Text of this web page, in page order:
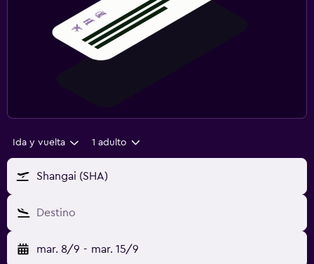
Ida y vuelta 1 adulto
Shangai (SHA)
Destino
mar. 8/9 - mar. 15/9